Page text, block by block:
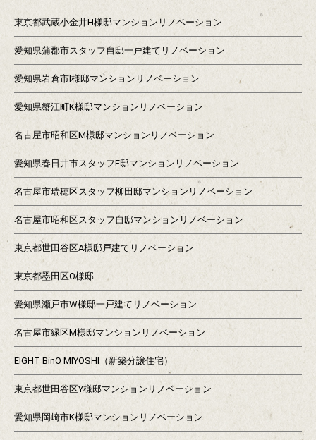
東京都武蔵小金井H様邸マンションリノベーション
愛知県蒲郡市スタッフ自邸一戸建てリノベーション
愛知県岩倉市I様邸マンションリノベーション
愛知県蟹江町K様邸マンションリノベーション
名古屋市昭和区M様邸マンションリノベーション
愛知県春日井市スタッフF邸マンションリノベーション
名古屋市瑞穂区スタッフ柳田邸マンションリノベーション
名古屋市昭和区スタッフ自邸マンションリノベーション
東京都世田谷区A様邸戸建てリノベーション
東京都墨田区O様邸
愛知県瀬戸市W様邸一戸建てリノベーション
名古屋市緑区M様邸マンションリノベーション
EIGHT BinO MIYOSHI（新築分譲住宅）
東京都世田谷区Y様邸マンションリノベーション
愛知県岡崎市K様邸マンションリノベーション